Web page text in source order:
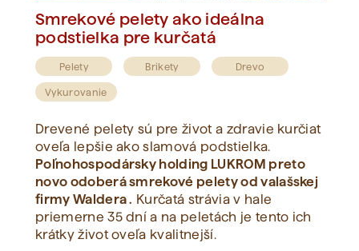
Smrekové pelety ako ideálna
podstielka pre kurčatá
Pelety Brikety Drevo
Vykurovanie
Drevené pelety sú pre život a zdravie kurčiat
oveľa lepšie ako slamová podstielka.
Poľnohospodársky holding LUKROM preto
novo odoberá smrekové pelety od valašskej
firmy Waldera . Kurčatá strávia v hale
priemerne 35 dní a na peletách je tento ich
krátky život oveľa kvalitnejší.